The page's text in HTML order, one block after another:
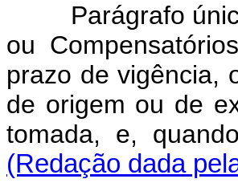
Parágrafo
ou
prazo de vigência,
de origem ou de
tomada, e,
(Redação dada